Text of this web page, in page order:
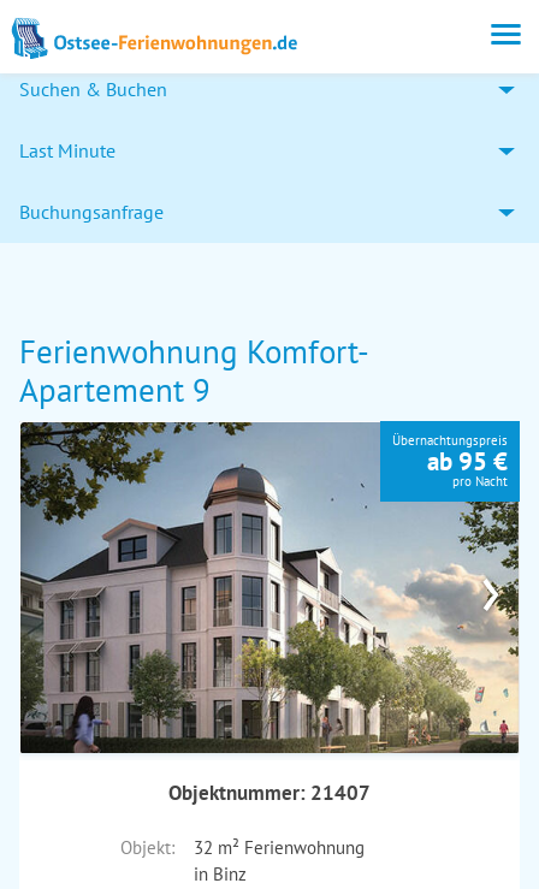
Suchen & Buchen
Last Minute
Buchungsanfrage
Ferienwohnung Komfort-
Apartement 9
›
Übernachtungspreis
ab 95 €
pro Nacht
Objektnummer: 21407
Objekt:
32 m² Ferienwohnung
in Binz